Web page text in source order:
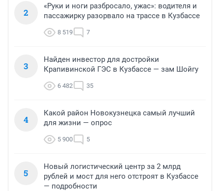
2
«Руки и ноги разбросало, ужас»: водителя и
пассажирку разорвало на трассе в Кузбассе
8 519 7
3
Найден инвестор для достройки
Крапивинской ГЭС в Кузбассе — зам Шойгу
6 482 35
4
Какой район Новокузнецка самый лучший
для жизни — опрос
5 900 5
5
Новый логистический центр за 2 млрд
рублей и мост для него отстроят в Кузбассе
— подробности